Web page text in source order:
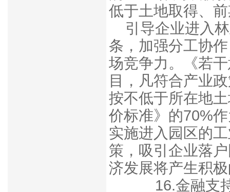
低于土地取得、
引导企业进入
条，加强分工协
场竞争力。《若
目，凡符合产业
按不低于所在地
价标准》的70%
实施进入园区的
策，吸引企业落
济发展将产生积
16.金融支持